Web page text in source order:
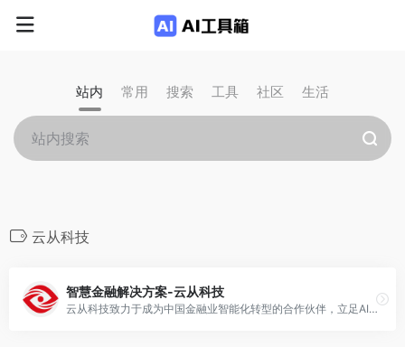
站内 常用 搜索 工具 社区 生活
云从科技
智慧金融解决方案-云从科技
云从科技致力于成为中国金融业智能化转型的合作伙伴，立足AI、大数据等技术，构建金融核心业务的场景化应用，助力金融行业在客户体验、效率与安全合规等方面的智能化升级。